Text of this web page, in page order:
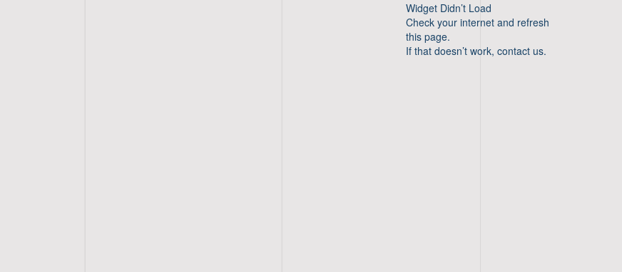
Widget Didn’t Load
Check your internet and refresh
this page.
If that doesn’t work, contact us.